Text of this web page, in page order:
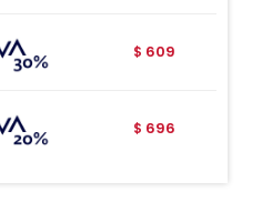
$ 609
$ 696